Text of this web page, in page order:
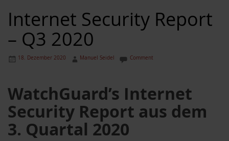
Internet Security Report
– Q3 2020
18. Dezember 2020 Manuel Seidel Comment
WatchGuard’s Internet
Security Report aus dem
3. Quartal 2020